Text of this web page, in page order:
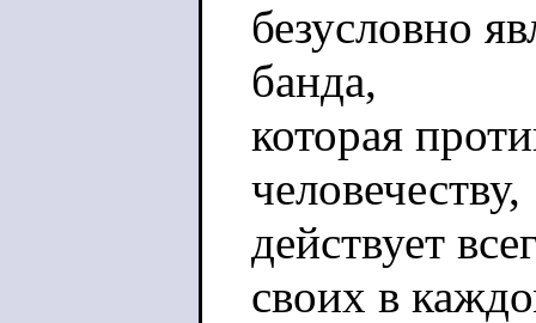
безусловно
банда,
которая
человечеству,
действует
своих в